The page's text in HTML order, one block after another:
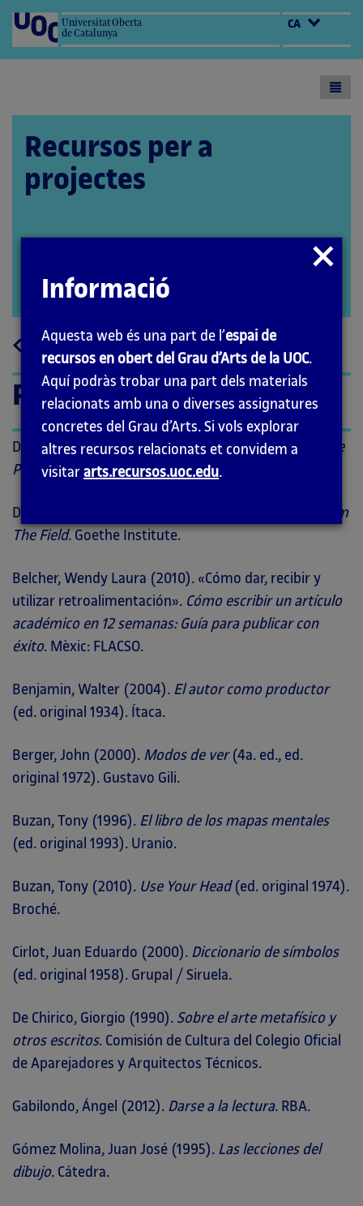
Universitat Oberta
de Catalunya
CA
Recursos per a
projectes
PID_00251156
Tornara
la
pàgina
principal
Referències
Diversos autors (2015).AIR Array: Perspectivas sobre
Programas de Residencia para Artistas
Diversos autors (2016).
Art In Context. Learning From
The Field. Goethe Institute.
Belcher, Wendy Laura (2010). «Cómo dar, recibir y
utilizar retroalimentación». Cómo escribir un artículo
académico en 12 semanas: Guía para publicar con
éxito. Mèxic: FLACSO.
Benjamin, Walter (2004). El autor como productor
(ed. original 1934). Ítaca.
Berger, John (2000). Modos de ver(4a. ed., ed.
original 1972). Gustavo Gili.
Buzan, Tony (1996). El libro de los mapas mentales
(ed. original 1993). Uranio.
Buzan, Tony (2010). Use Your Head(ed. original 1974).
Broché.
Cirlot, Juan Eduardo (2000). Diccionario de símbolos
(ed. original 1958). Grupal / Siruela.
De Chirico, Giorgio (1990). Sobre el arte metafísico y
otros escritos. Comisión de Cultura del Colegio Oficial
de Aparejadores y Arquitectos Técnicos.
Gabilondo, Ángel (2012). Darse a la lectura. RBA.
Gómez Molina, Juan José (1995). Las lecciones del
dibujo. Cátedra.
Tancar
modal
Informació
Aquesta web és una part de l’espai de
recursos en obert del Grau d’Arts de la UOC.
Aquí podràs trobar una part dels materials
relacionats amb una o diverses assignatures
concretes del Grau d’Arts. Si vols explorar
altres recursos relacionats et convidem a
visitar arts.recursos.uoc.edu.